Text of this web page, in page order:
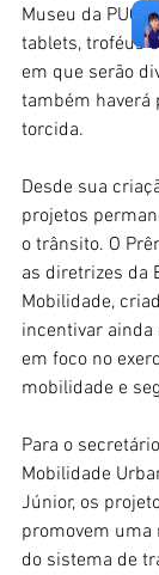
Museu da
tablets, troféus
em que serão
também haverá
torcida.
Desde sua
projetos
o trânsito. O
as diretrizes da
Mobilidade,
incentivar
em foco no
mobilidade e
Para o
Mobilidade
Júnior, os
promovem uma
do sistema de